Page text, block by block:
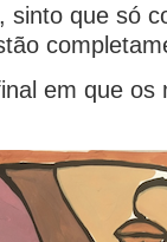
sinto que só
em que os